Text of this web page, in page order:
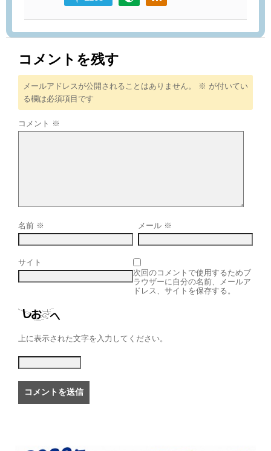
コメントを残す
メールアドレスが公開されることはありません。 ※ が付いてい
る欄は必須項目です
コメント ※
名前 ※ メール ※
サイト
次回のコメントで使用するためブ
ラウザーに自分の名前、メールア
ドレス、サイトを保存する。
上に表示された文字を入力してください。